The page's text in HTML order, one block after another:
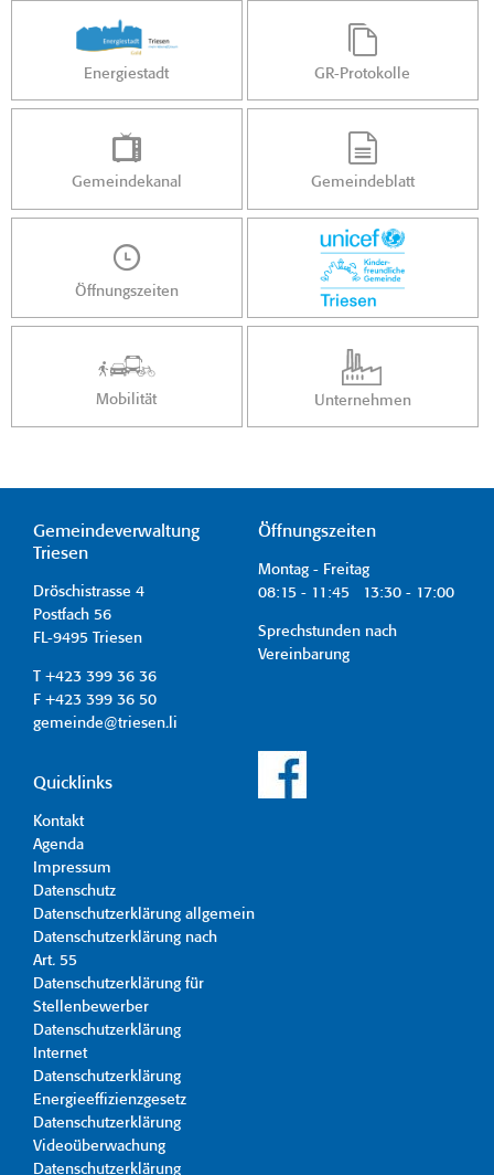
Energiestadt GR-Protokolle
Gemeindekanal Gemeindeblatt
Öffnungszeiten
Mobilität Unternehmen
Gemeindeverwaltung
Triesen
Dröschistrasse 4
Postfach 56
FL-9495 Triesen
T +423 399 36 36
F +423 399 36 50
gemeinde@triesen.li
Öffnungszeiten
Montag - Freitag
08:15 - 11:45 13:30 - 17:00
Sprechstunden nach
Vereinbarung
Quicklinks
Kontakt
Agenda
Impressum
Datenschutz
Datenschutzerklärung allgemein
Datenschutzerklärung nach
Art. 55
Datenschutzerklärung für
Stellenbewerber
Datenschutzerklärung
Internet
Datenschutzerklärung
Energieeffizienzgesetz
Datenschutzerklärung
Videoüberwachung
Datenschutzerklärung